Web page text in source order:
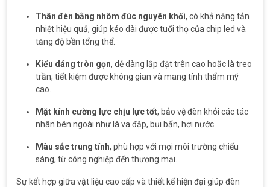
Thân đèn bằng nhôm đúc nguyên khối, có khả năng tản
nhiệt hiệu quả, giúp kéo dài được tuổi thọ của chip led và
tăng độ bền tổng thể.
Kiểu dáng tròn gọn, dễ dàng lắp đặt trên cao hoặc là treo
trần, tiết kiệm được không gian và mang tính thẩm mỹ
cao.
Mặt kính cường lực chịu lực tốt, bảo vệ đèn khỏi các tác
nhân bên ngoài như là va đập, bụi bẩn, hơi nước.
Màu sắc trung tính, phù hợp với mọi môi trường chiếu
sáng, từ công nghiệp đến thương mại.
Sự kết hợp giữa vật liệu cao cấp và thiết kế hiện đại giúp đèn